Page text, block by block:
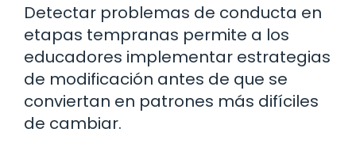
Detectar problemas de conducta en
etapas tempranas permite a los
educadores implementar estrategias
de modificación antes de que se
conviertan en patrones más difíciles
de cambiar.